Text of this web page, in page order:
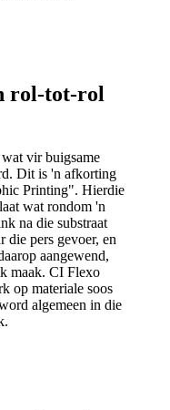
rol-tot-rol
vir buigsame
Dit is 'n afkorting
Printing". Hierdie
wat rondom 'n
na die substraat
die pers gevoer, en
aangewend,
maak. CI Flexo
op materiale soos
algemeen in die